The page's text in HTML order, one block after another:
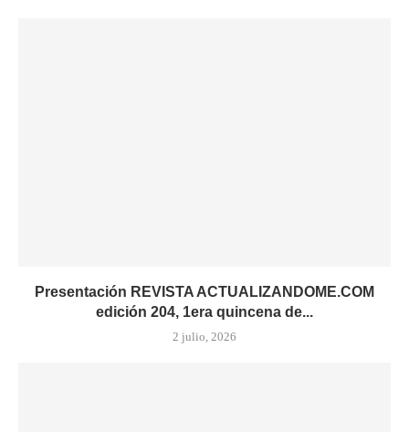
Presentación REVISTA ACTUALIZANDOME.COM
edición 204, 1era quincena de...
2 julio, 2026